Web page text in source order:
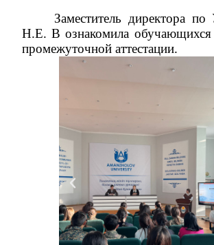
Заместитель директора по
Н.Е. В ознакомила обучающихся
промежуточной аттестации.